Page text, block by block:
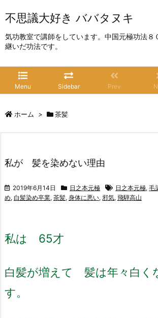
不思議大好き ババタヌキ
気功教室で講師をしています。中国元極功法８
継いだ功法です。
Menu Sidebar Prev
ホーム > 茶髪
私が 髪を染めない理由
2019年6月14日 日之本元極 日之本元極, 毛
め, 白髪染め卒業, 茶髪, 身体に悪い, 邪気, 飛騨高山
私は 65才
白髪が増えて 髪は年々白く
す。